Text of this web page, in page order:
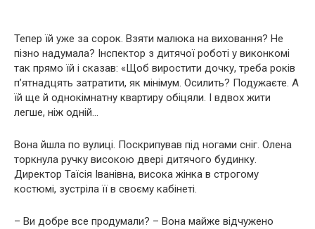
Тепер їй уже за сорок. Взяти малюка на виховання? Не
пізно надумала? Інспектор з дитячої роботі у виконкомі
так прямо їй і сказав: «Щоб виростити дочку, треба років
п’ятнадцять затратити, як мінімум. Осилить? Подужаєте. А
їй ще й однокімнатну квартиру обіцяли. І вдвох жити
легше, ніж одній…
Вона йшла по вулиці. Поскрипував під ногами сніг. Олена
торкнула ручку високою двері дитячого будинку.
Директор Таїсія Іванівна, висока жінка в строгому
костюмі, зустріла її в своєму кабінеті.
– Ви добре все продумали? – Вона майже відчужено